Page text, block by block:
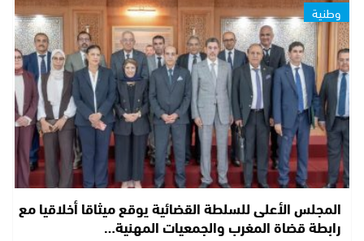
وطنية
المجلس الأعلى للسلطة القضائية يوقع ميثاقا أخلاقيا مع
رابطة قضاة المغرب والجمعيات المهنية…